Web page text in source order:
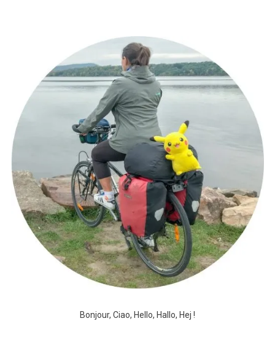
Bonjour, Ciao, Hello, Hallo, Hej !